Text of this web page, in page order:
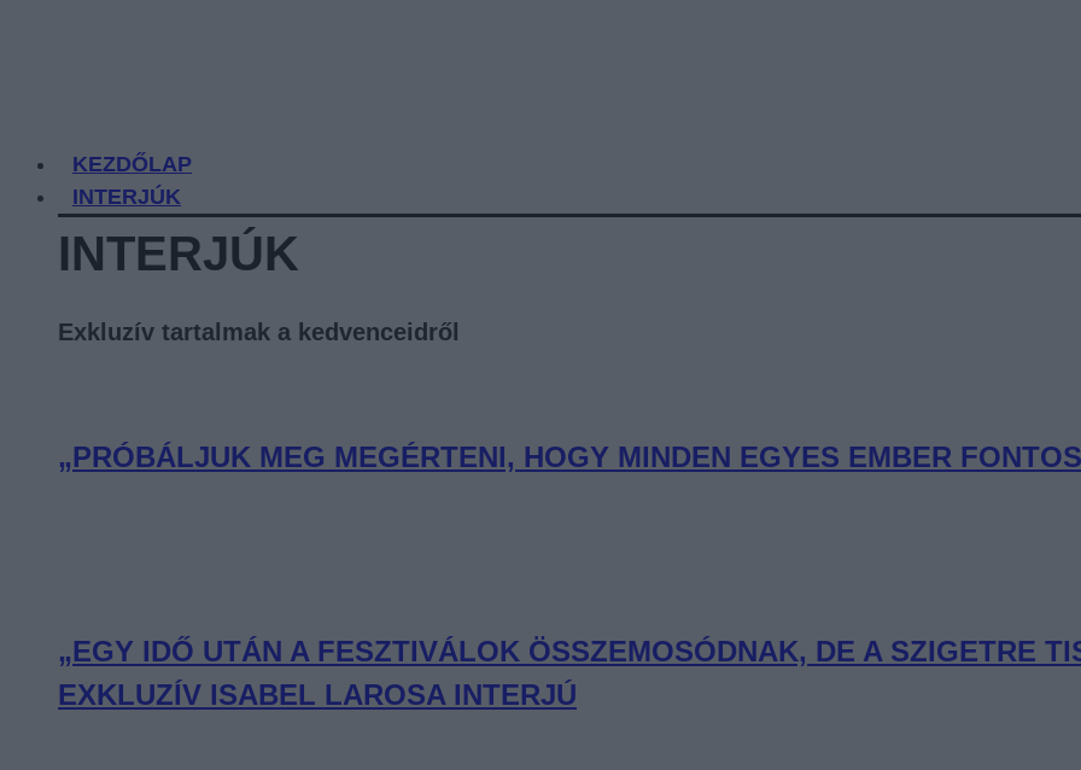
KEZDŐLAP
INTERJÚK
INTERJÚK
Exkluzív tartalmak a kedvenceidről
„PRÓBÁLJUK MEG MEGÉRTENI, HOGY MINDEN EGYES EMBER
„EGY IDŐ UTÁN A FESZTIVÁLOK ÖSSZEMOSÓDNAK, DE A SZIGETRE
EXKLUZÍV ISABEL LAROSA INTERJÚ